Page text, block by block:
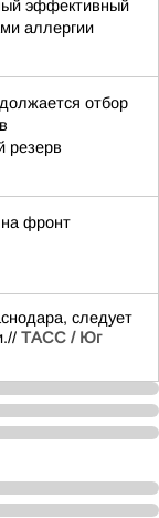
эффективный
аллергии
отбор
резерв
фронт
следует
ТАСС / Юг